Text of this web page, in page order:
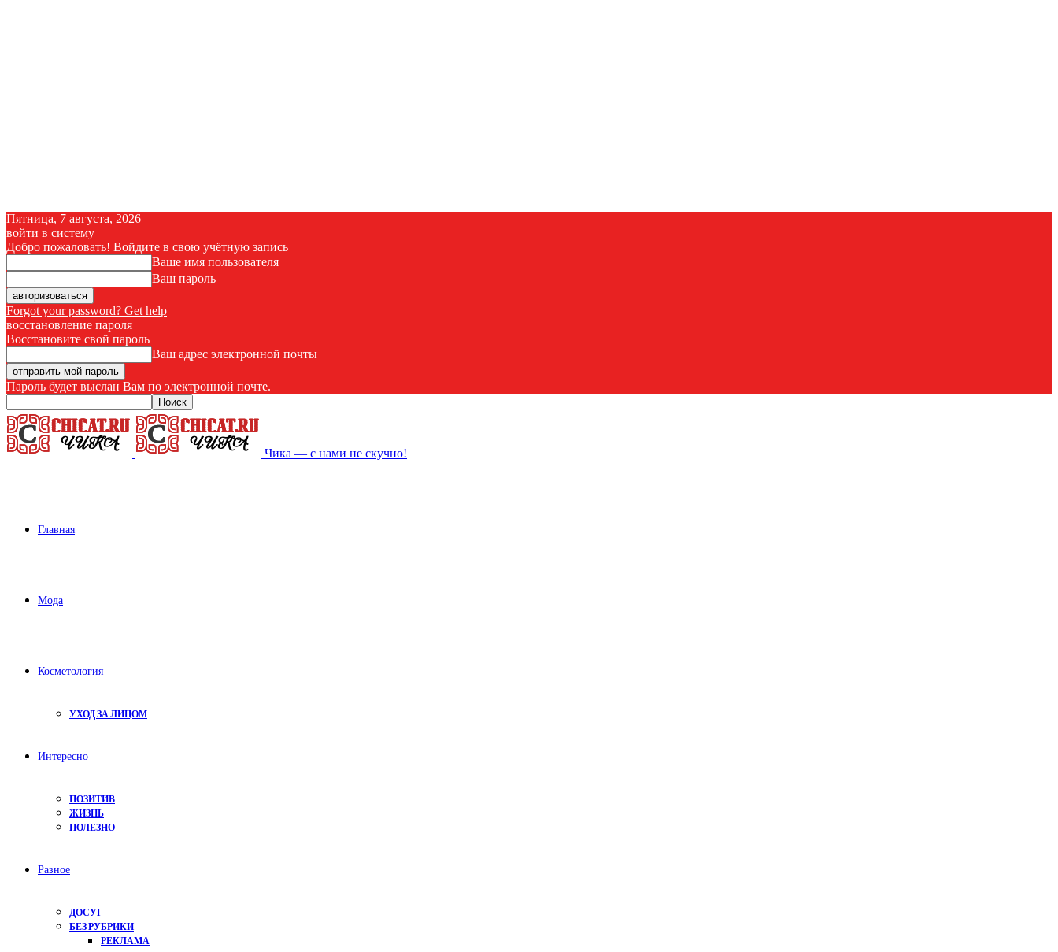
Пятница, 7 августа, 2026
войти в систему
Добро пожаловать! Войдите в свою учётную запись
Ваше имя пользователя
Ваш пароль
Forgot your password? Get help
восстановление пароля
Восстановите свой пароль
Ваш адрес электронной почты
Пароль будет выслан Вам по электронной почте.
Чика — с нами не скучно!
Главная
Мода
Косметология
УХОД ЗА ЛИЦОМ
Интересно
ПОЗИТИВ
ЖИЗНЬ
ПОЛЕЗНО
Разное
ДОСУГ
БЕЗ РУБРИКИ
РЕКЛАМА